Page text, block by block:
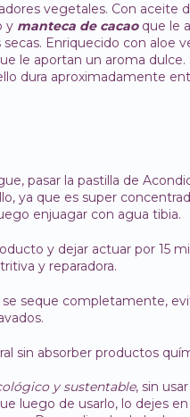
vegetales. Con aceite
y manteca de cacaoque le
Enriquecido con aloe
le aportan un aroma dulce.
dura aproximadamente
pasar la pastilla de
ya que es super
enjuagar con agua tibia.
y dejar actuar por 15
y reparadora.
se seque completamente,
sin absorber productos
y sustentable, sin
luego de usarlo, lo dejes